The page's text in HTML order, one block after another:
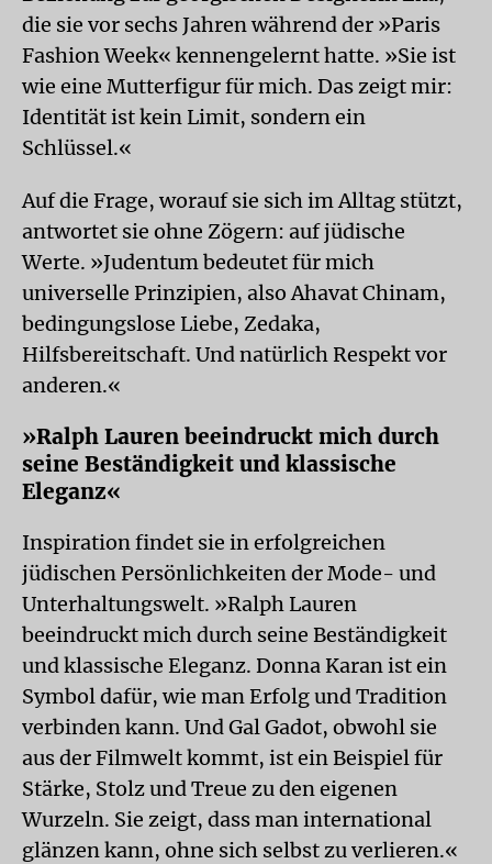
die sie vor sechs Jahren während der »Paris
Fashion Week« kennengelernt hatte. »Sie ist
wie eine Mutterfigur für mich. Das zeigt mir:
Identität ist kein Limit, sondern ein
Schlüssel.«
Auf die Frage, worauf sie sich im Alltag stützt,
antwortet sie ohne Zögern: auf jüdische
Werte. »Judentum bedeutet für mich
universelle Prinzipien, also Ahavat Chinam,
bedingungslose Liebe, Zedaka,
Hilfsbereitschaft. Und natürlich Respekt vor
anderen.«
»Ralph Lauren beeindruckt mich durch
seine Beständigkeit und klassische
Eleganz«
Inspiration findet sie in erfolgreichen
jüdischen Persönlichkeiten der Mode- und
Unterhaltungswelt. »Ralph Lauren
beeindruckt mich durch seine Beständigkeit
und klassische Eleganz. Donna Karan ist ein
Symbol dafür, wie man Erfolg und Tradition
verbinden kann. Und Gal Gadot, obwohl sie
aus der Filmwelt kommt, ist ein Beispiel für
Stärke, Stolz und Treue zu den eigenen
Wurzeln. Sie zeigt, dass man international
glänzen kann, ohne sich selbst zu verlieren.«